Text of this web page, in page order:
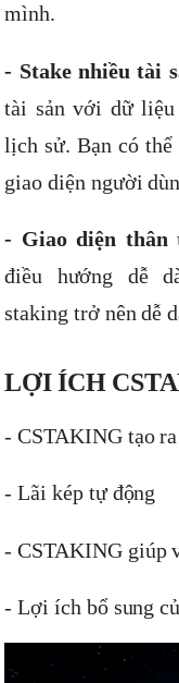
mình.
- Stake nhiều tài
tài sản với dữ
lịch sử. Bạn có thể
giao diện người
- Giao diện
điều hướng dễ
staking trở nên dễ
LỢI ÍCH
- CSTAKING tạo
- Lãi kép tự động
- CSTAKING giúp
- Lợi ích bổ sung